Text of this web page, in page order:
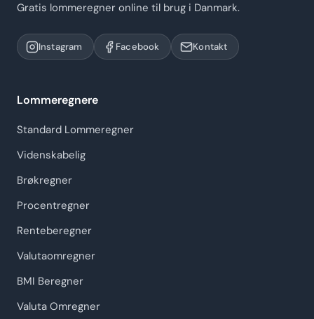
Gratis lommeregner online til brug i Danmark.
Instagram Facebook Kontakt
Lommeregnere
Standard Lommeregner
Videnskabelig
Brøkregner
Procentregner
Renteberegner
Valutaomregner
BMI Beregner
Valuta Omregner